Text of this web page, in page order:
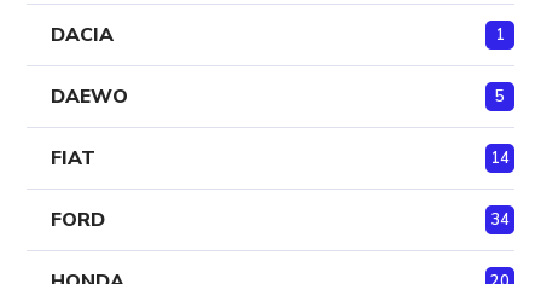
DACIA 1
DAEWO 5
FIAT 14
FORD 34